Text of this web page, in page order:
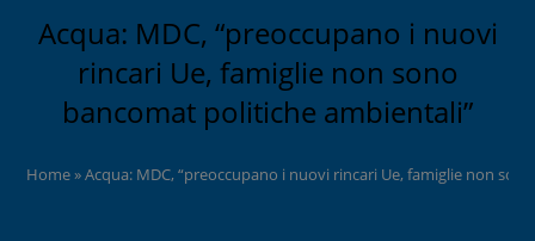
Acqua: MDC, “preoccupano i nuovi
rincari Ue, famiglie non sono
bancomat politiche ambientali”
Home»Acqua: MDC, “preoccupano i nuovi rincari Ue, famiglie non